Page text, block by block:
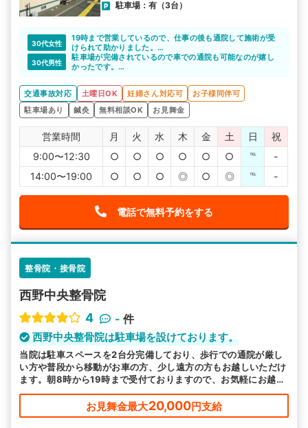
駐車場：有（3台）
30代女性
19時まで営業しているので、仕事の後も通院して施術が受
けられて助かりました。
継続的な通院も問題ないと思えます。
30代男性
駐車場が完備されているので車での通院も可能なのが嬉し
かったです。
した。
交通事故対応 土曜日OK 妊婦さん対応可
お子様同伴可
駐車場あり
鍼灸 無料相談OK お見舞金
営業時間 月 火 水 木 金 土 日
祝
9:00〜12:30
○ ○ ○ ○ ○ ○ ℡
-
14:00〜19:00
○ ○ ○ ◎ ○ ◎ ℡ -
電話で無料予約をする
整骨院・接骨院
西野中央整骨院
4
- 件
西野中央整骨院は駐車場を設けております。
当院は駐車スペースを2台分完備しており、歩行での通院が厳し
い方や普段から移動がお車の方、少し遠方の方もお越しいただけ
ます。朝8時から19時まで受付ておりますので、お気軽にお越し
ください。
お見舞金最大20,000円支給